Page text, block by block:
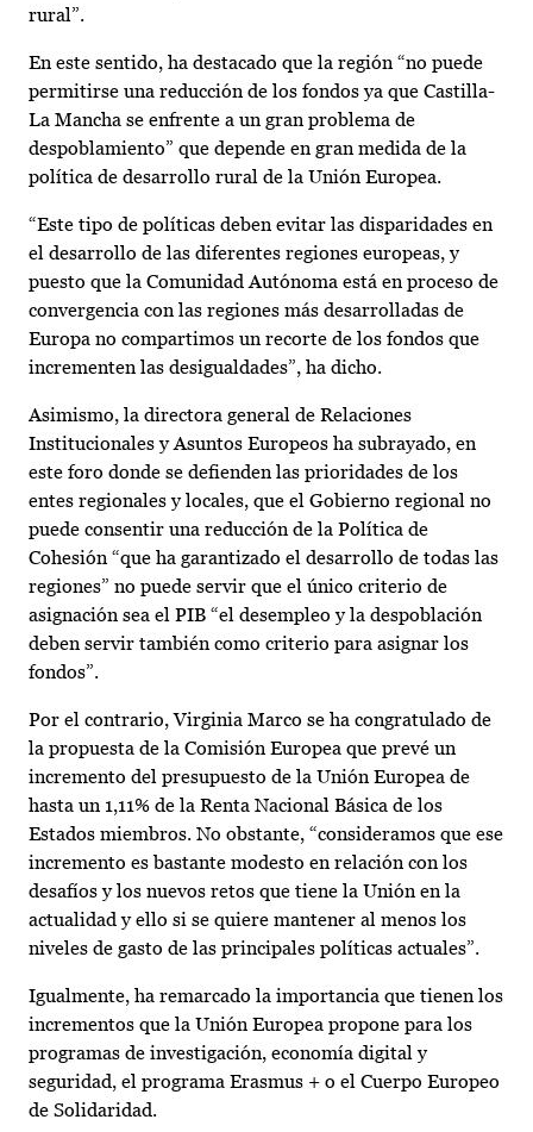
rural”.
En este sentido, ha destacado que la región “no puede
permitirse una reducción de los fondos ya que Castilla-
La Mancha se enfrente a un gran problema de
despoblamiento” que depende en gran medida de la
política de desarrollo rural de la Unión Europea.
“Este tipo de políticas deben evitar las disparidades en
el desarrollo de las diferentes regiones europeas, y
puesto que la Comunidad Autónoma está en proceso de
convergencia con las regiones más desarrolladas de
Europa no compartimos un recorte de los fondos que
incrementen las desigualdades”, ha dicho.
Asimismo, la directora general de Relaciones
Institucionales y Asuntos Europeos ha subrayado, en
este foro donde se defienden las prioridades de los
entes regionales y locales, que el Gobierno regional no
puede consentir una reducción de la Política de
Cohesión “que ha garantizado el desarrollo de todas las
regiones” no puede servir que el único criterio de
asignación sea el PIB “el desempleo y la despoblación
deben servir también como criterio para asignar los
fondos”.
Por el contrario, Virginia Marco se ha congratulado de
la propuesta de la Comisión Europea que prevé un
incremento del presupuesto de la Unión Europea de
hasta un 1,11% de la Renta Nacional Básica de los
Estados miembros. No obstante, “consideramos que ese
incremento es bastante modesto en relación con los
desafíos y los nuevos retos que tiene la Unión en la
actualidad y ello si se quiere mantener al menos los
niveles de gasto de las principales políticas actuales”.
Igualmente, ha remarcado la importancia que tienen los
incrementos que la Unión Europea propone para los
programas de investigación, economía digital y
seguridad, el programa Erasmus + o el Cuerpo Europeo
de Solidaridad.